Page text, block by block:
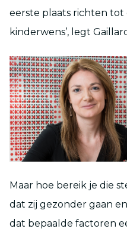
eerste plaats richten
kinderwens’, legt
Maar hoe bereik je die
dat zij gezonder gaan
dat bepaalde factoren